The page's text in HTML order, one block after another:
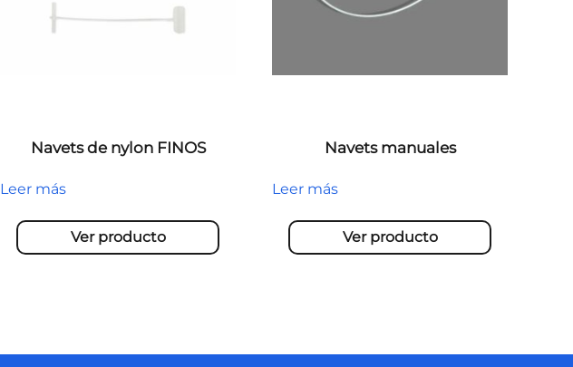
Navets de nylon FINOS
Leer más
Ver producto
Navets manuales
Leer más
Ver producto